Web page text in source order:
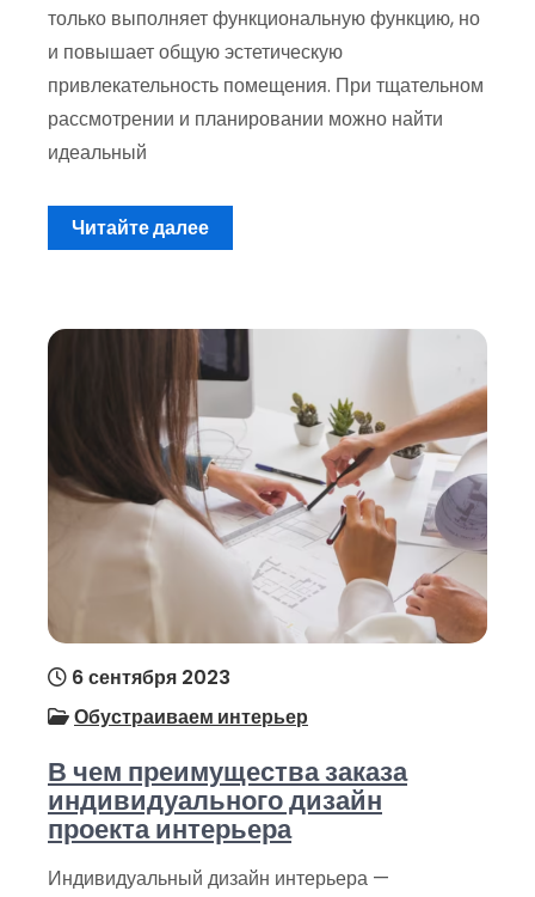
только выполняет функциональную функцию, но
и повышает общую эстетическую
привлекательность помещения. При тщательном
рассмотрении и планировании можно найти
идеальный
Читайте далее
6 сентября 2023
Обустраиваем интерьер
В чем преимущества заказа
индивидуального дизайн
проекта интерьера
Индивидуальный дизайн интерьера —